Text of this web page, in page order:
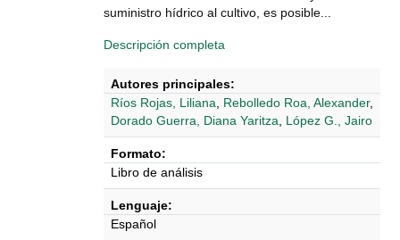
suministro hídrico al cultivo, es posible...
Descripción completa
Autores principales:
Ríos Rojas, Liliana
Rebolledo Roa, Alexander,
Dorado Guerra, Diana Yaritza
López G., Jairo
Formato:
Libro de análisis
Lenguaje:
Español